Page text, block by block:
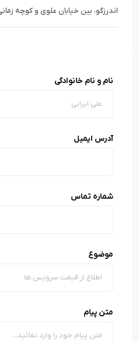
اندرزگو، بین خیابان علوی و کوچه
نام و نام خانوادگی
آدرس ایمیل
شماره تماس
موضوع
متن پیام